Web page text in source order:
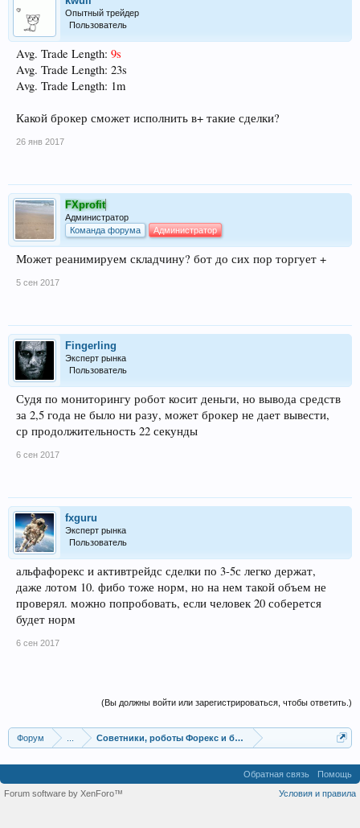
Опытный трейдер
Пользователь
Avg. Trade Length: 9s
Avg. Trade Length: 23s
Avg. Trade Length: 1m
Какой брокер сможет исполнить в+ такие сделки?
26 янв 2017
FXprofit
Администратор
Команда форума
Администратор
Может реанимируем складчину? бот до сих пор торгует +
5 сен 2017
Fingerling
Эксперт рынка
Пользователь
Судя по мониторингу робот косит деньги, но вывода средств
за 2,5 года не было ни разу, может брокер не дает вывести,
ср продолжительность 22 секунды
6 сен 2017
fxguru
Эксперт рынка
Пользователь
альфафорекс и активтрейдс сделки по 3-5с легко держат,
даже лотом 10. фибо тоже норм, но на нем такой объем не
проверял. можно попробовать, если человек 20 соберется
будет норм
6 сен 2017
(Вы должны войти или зарегистрироваться, чтобы ответить.)
Форум Советники, роботы Форекс и бинарных опционов
Обратная связь
Помощь
Условия и правила
Forum software by XenForo™